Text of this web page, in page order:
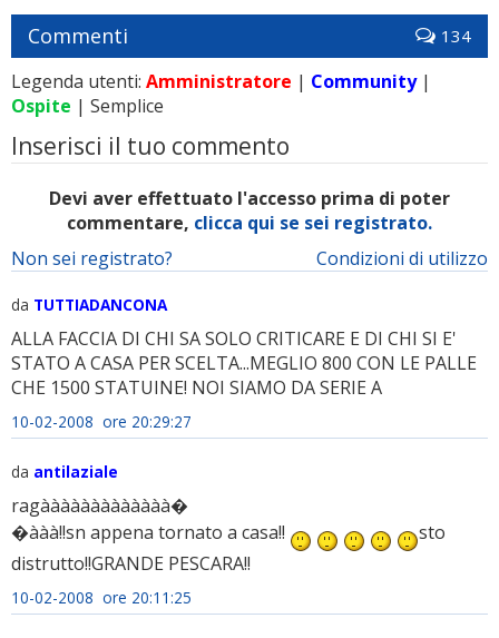
Commenti 134
Legenda utenti: Amministratore | Community|
Ospite | Semplice
Inserisci il tuo commento
Devi aver effettuato l'accesso prima di poter
commentare, clicca qui se sei registrato.
Condizioni di utilizzo
Non sei registrato?
da TUTTIADANCONA
ALLA FACCIA DI CHI SA SOLO CRITICARE E DI CHI SI E'
STATO A CASA PER SCELTA...MEGLIO 800 CON LE PALLE
CHE 1500 STATUINE! NOI SIAMO DA SERIE A
10-02-2008 ore 20:29:27
da antilaziale
ragààààààààààààà�
�ààà!!sn appena tornato a casa!!
sto
distrutto!!GRANDE PESCARA!!
10-02-2008 ore 20:11:25